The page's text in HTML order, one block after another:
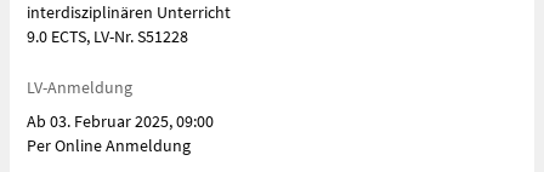
interdisziplinären Unterricht
9.0 ECTS, LV-Nr. S51228
LV-Anmeldung
Ab 03. Februar 2025, 09:00
Per Online Anmeldung